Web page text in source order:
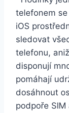
telefonem
iOS
sledovat
telefonu,
disponují
pomáhají
dosáhnout
podpoře